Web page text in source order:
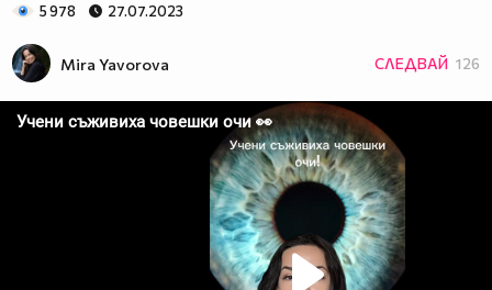
5 978 27.07.2023
Mira Yavorova СЛЕДВАЙ 126